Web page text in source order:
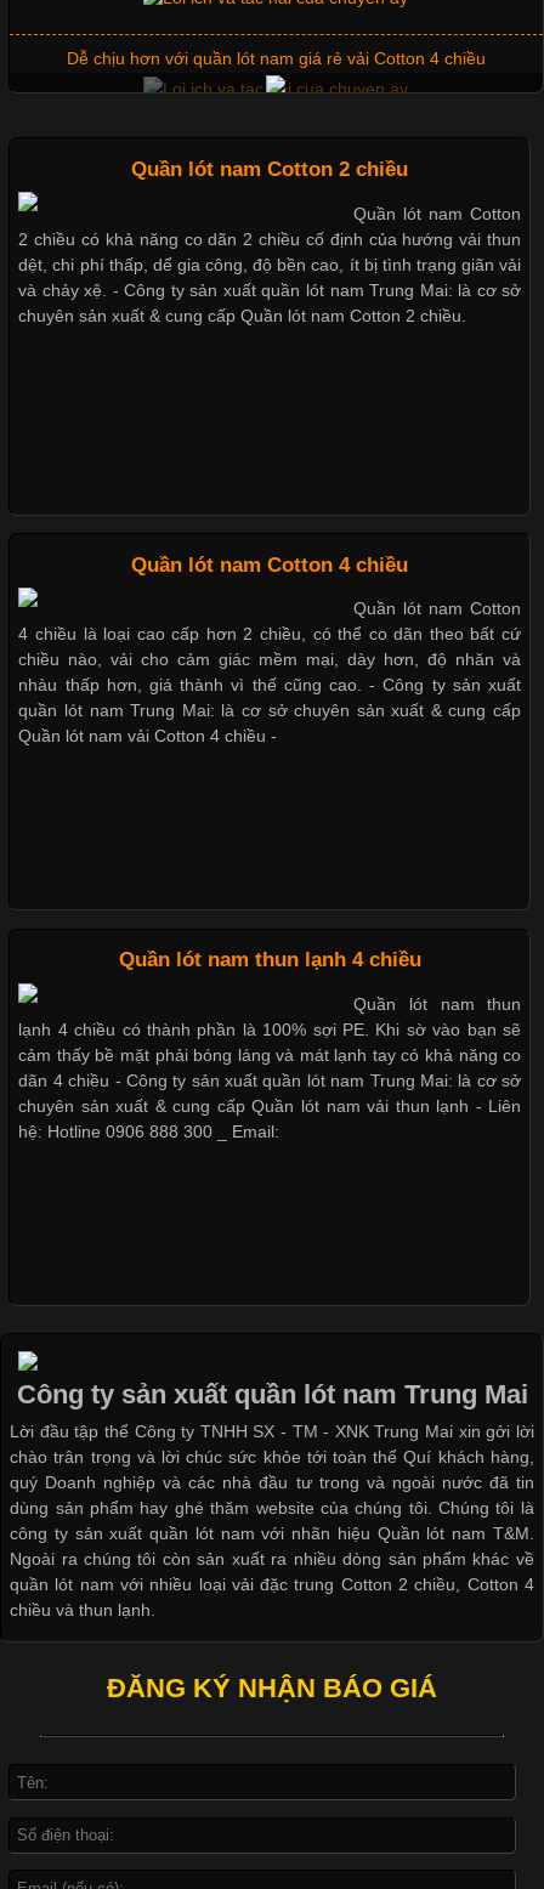
chuyên nghiệp đóng vai trò quan trọng đối với sự phát triển của
doanh nghiệp. Một trong những giải pháp hiệu quả được nhiều
đơn vị lựa chọn hiện nay là sử dụng áo thun đồng phục công ty.
Không chỉ giúp tạo sự đồng bộ, áo thun
Chất Liệu Lycra Có Gì Đặc Biệt Trong Ngành Thời Trang?
Cập nhật 2026-05-27 17:03:46
Vải Lycra Là Gì? Chất Liệu Co Giãn Được Ưa Chuộng Trong
Ngành May Mặc Trong ngành thời trang hiện đại, các loại vải có
khả năng co giãn tốt ngày càng được ưa chuộng nhằm mang lại
cảm giác thoải mái cho người mặc. Trong đó, vải Lycra là một
trong những chất liệu nổi bật nhờ độ đàn hồi cao,
Trong những năm gần đây, vải Bamboo đang trở thành một
trong những chất liệu được yêu thích trong ngành thời trang
nhờ đặc tính mềm mại, thoáng khí và thân thiện với môi trường.
Không chỉ được ứng dụng trong quần áo thường ngày, loại vải
này còn xuất hiện nhiều trong các sản phẩm đồ lót
Những Loại Vải Thun Thông Dụng Và Đặc Điểm Nổi Bật
Cập nhật 2026-05-20 14:58:56
thoải mái khi mặc. Từ áo thun, đồ thể thao cho đến đồ lót nam,
vải thun luôn đóng vai trò quan trọng trong quá trình sản xuất.
Hiện nay, nhu cầu tìm kiếm quần lót nam giá
Dễ chịu hơn với quần lót nam giá rẻ vải Cotton 4 chiều
Thị hiều quần lót nam bơi lội nam và nữ 2017
Mẫu quần lót nam giá rẻ sốt hè 2017
Những mẩu quần lót nam thông dụng hiện nay
Bộ sưu tập quần lót nam Boxer TpHCM
Dễ chịu hơn với quần lót nam giá rẻ vải Cotton 4 chiều
Quần lót nam Cotton 2 chiều
Quần lót nam Cotton
2 chiều có khả năng co dãn 2 chiều cố định của hướng vải thun
dệt, chi phí thấp, dể gia công, độ bền cao, ít bị tình trạng giãn vải
và chảy xệ. - Công ty sản xuất quần lót nam Trung Mai: là cơ sở
chuyên sản xuất & cung cấp Quần lót nam Cotton 2 chiều.
Quần lót nam Cotton 4 chiều
Quần lót nam Cotton
4 chiều là loại cao cấp hơn 2 chiều, có thể co dãn theo bất cứ
chiều nào, vải cho cảm giác mềm mại, dày hơn, độ nhăn và
nhàu thấp hơn, giá thành vì thế cũng cao. - Công ty sản xuất
quần lót nam Trung Mai: là cơ sở chuyên sản xuất & cung cấp
Quần lót nam vải Cotton 4 chiều -
Quần lót nam thun lạnh 4 chiều
Quần lót nam thun
lạnh 4 chiều có thành phần là 100% sợi PE. Khi sờ vào bạn sẽ
cảm thấy bề mặt phải bóng láng và mát lạnh tay có khả năng co
dãn 4 chiều - Công ty sản xuất quần lót nam Trung Mai: là cơ sở
chuyên sản xuất & cung cấp Quần lót nam vải thun lạnh - Liên
hệ: Hotline 0906 888 300 _ Email:
Công ty sản xuất quần lót nam Trung Mai
Lời đầu tập thể Công ty TNHH SX - TM - XNK Trung Mai xin gởi lời
chào trân trọng và lời chúc sức khỏe tới toàn thể Quí khách hàng,
quý Doanh nghiệp và các nhà đầu tư trong và ngoài nước đã tin
dùng sản phẩm hay ghé thăm website của chúng tôi. Chúng tôi là
công ty sản xuất quần lót nam với nhãn hiệu Quần lót nam T&M.
Ngoài ra chúng tôi còn sản xuất ra nhiều dòng sản phẩm khác về
quần lót nam với nhiều loại vải đặc trung Cotton 2 chiều, Cotton 4
chiều và thun lạnh.
ĐĂNG KÝ NHẬN BÁO GIÁ